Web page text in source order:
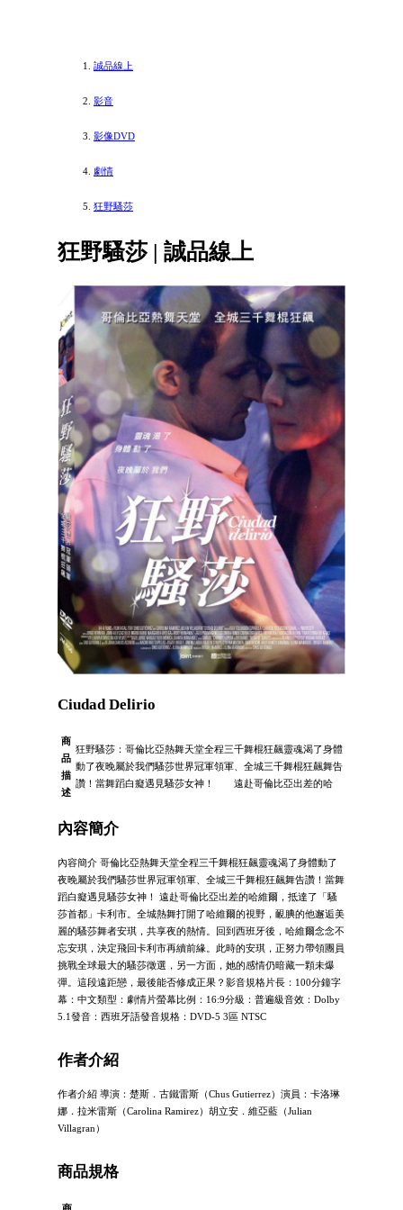
誠品線上
影音
影像DVD
劇情
狂野騷莎
狂野騷莎 | 誠品線上
Ciudad Delirio
商
品
描
述
狂野騷莎：哥倫比亞熱舞天堂全程三千舞棍狂飆靈魂渴了身體
動了夜晚屬於我們騷莎世界冠軍領軍、全城三千舞棍狂飆舞告
讚！當舞蹈白癡遇見騷莎女神！ 遠赴哥倫比亞出差的哈
內容簡介
內容簡介 哥倫比亞熱舞天堂全程三千舞棍狂飆靈魂渴了身體動了
夜晚屬於我們騷莎世界冠軍領軍、全城三千舞棍狂飆舞告讚！當舞
蹈白癡遇見騷莎女神！ 遠赴哥倫比亞出差的哈維爾，抵達了「騷
莎首都」卡利市。全城熱舞打開了哈維爾的視野，靦腆的他邂逅美
麗的騷莎舞者安琪，共享夜的熱情。回到西班牙後，哈維爾念念不
忘安琪，決定飛回卡利市再續前緣。此時的安琪，正努力帶領團員
挑戰全球最大的騷莎徵選，另一方面，她的感情仍暗藏一顆未爆
彈。這段遠距戀，最後能否修成正果？影音規格片長：100分鐘字
幕：中文類型：劇情片螢幕比例：16:9分級：普遍級音效：Dolby
5.1發音：西班牙語發音規格：DVD-5 3區 NTSC
作者介紹
作者介紹 導演：楚斯．古鐵雷斯（Chus Gutierrez）演員：卡洛琳
娜．拉米雷斯（Carolina Ramirez）胡立安．維亞藍（Julian
Villagran）
商品規格